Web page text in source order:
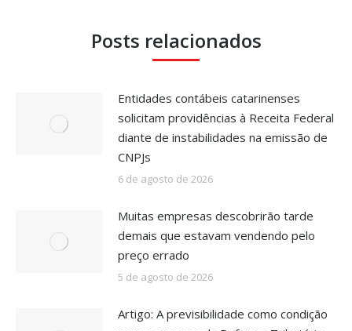
Posts relacionados
Entidades contábeis catarinenses
solicitam providências à Receita Federal
diante de instabilidades na emissão de
CNPJs
6 de agosto de 2026
Muitas empresas descobrirão tarde
demais que estavam vendendo pelo
preço errado
5 de agosto de 2026
Artigo: A previsibilidade como condição